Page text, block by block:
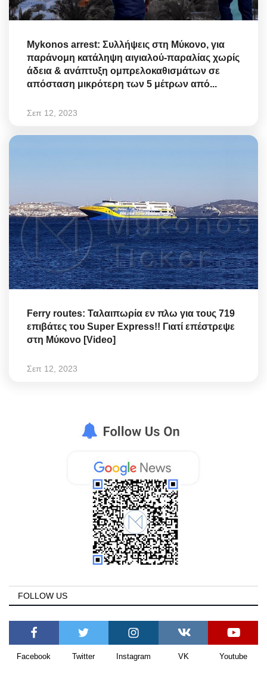
Mykonos arrest: Συλλήψεις στη Μύκονο, για
παράνομη κατάληψη αιγιαλού-παραλίας χωρίς
άδεια & ανάπτυξη ομπρελοκαθισμάτων σε
απόσταση μικρότερη των 5 μέτρων από...
Σεπ 12, 2023
Ferry routes: Ταλαιπωρία εν πλω για τους 719
επιβάτες του Super Express!! Γιατί επέστρεψε
στη Μύκονο [Video]
Σεπ 12, 2023
FOLLOW US
Facebook Twitter Instagram VK Youtube